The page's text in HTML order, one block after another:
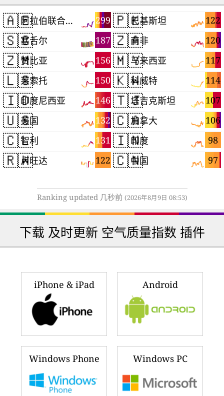
🇦🇪 299
阿拉伯联合酋长国
🇸🇨 187
塞舌尔
🇿🇲 156
赞比亚
🇱🇸 150
莱索托
🇮🇩 146
印度尼西亚
🇺🇸 132
美国
🇨🇱 131
智利
🇷🇼 122
卢旺达
🇵🇰 122
巴基斯坦
🇿🇦 120
南非
🇲🇾 117
马来西亚
🇰🇼 114
科威特
🇹🇯 107
塔吉克斯坦
🇨🇦 106
加拿大
🇮🇳 98
印度
🇨🇳 97
中国
Ranking updated 几秒前 (2026年8月9日 08:53)
下载 及时更新 空气质量指数 插件
iPhone & iPad Android
Windows Phone Windows PC